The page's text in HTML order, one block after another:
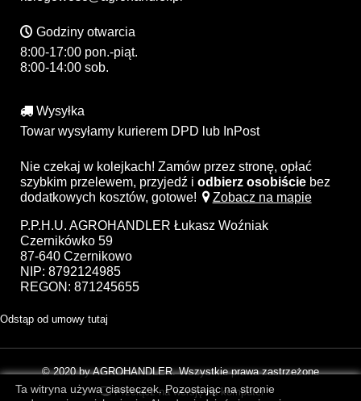
Ta witryna używa ciasteczek. Pozostając na stronie
Godziny otwarcia
8:00-17:00 pon.-piąt.
8:00-14:00 sob.
Wysyłka
Towar wysyłamy kurierem DPD lub InPost
Nie czekaj w kolejkach! Zamów przez stronę, opłać
szybkim przelewem, przyjedź i odbierz osobiście bez
dodatkowych kosztów, gotowe!
Zobacz na mapie
P.P.H.U. AGROHANDLER Łukasz Woźniak
Czernikówko 59
87-640 Czernikowo
NIP: 8792124985
REGON: 871245655
Odstąp od umowy tutaj
© 2020 by AGROHANDLER. Wszystkie prawa zastrzeżone
Przełącz na wersję na komputer